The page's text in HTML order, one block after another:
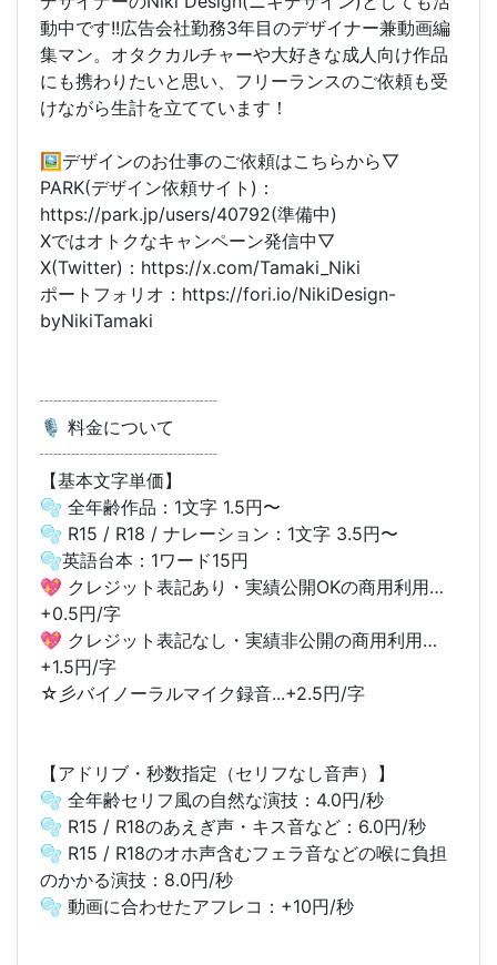
動中です!!広告会社勤務3年目のデザイナー兼動画編
集マン。オタクカルチャーや大好きな成人向け作品
にも携わりたいと思い、フリーランスのご依頼も受
けながら生計を立てています！
🖼️デザインのお仕事のご依頼はこちらから▽
PARK(デザイン依頼サイト)：
https://park.jp/users/40792(準備中)
Xではオトクなキャンペーン発信中▽
X(Twitter)：https://x.com/Tamaki_Niki
ポートフォリオ：https://fori.io/NikiDesign-
byNikiTamaki
┈┈┈┈┈┈┈┈┈┈
🎙️ 料金について
┈┈┈┈┈┈┈┈┈┈
【基本文字単価】
🫧 全年齢作品：1文字 1.5円〜
🫧 R15 / R18 / ナレーション：1文字 3.5円〜
🫧英語台本：1ワード15円
💖 クレジット表記あり・実績公開OKの商用利用…
+0.5円/字
💖 クレジット表記なし・実績非公開の商用利用…
+1.5円/字
☆彡バイノーラルマイク録音...+2.5円/字
【アドリブ・秒数指定（セリフなし音声）】
🫧 全年齢セリフ風の自然な演技：4.0円/秒
🫧 R15 / R18のあえぎ声・キス音など：6.0円/秒
🫧 R15 / R18のオホ声含むフェラ音などの喉に負担
のかかる演技：8.0円/秒
🫧 動画に合わせたアフレコ：+10円/秒